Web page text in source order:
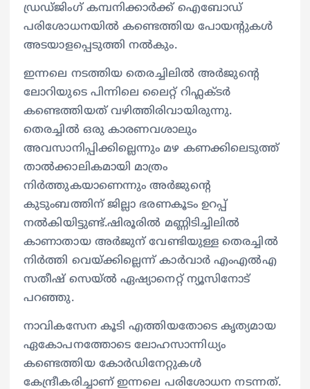
ഡ്രഡ്ജിംഗ് കമ്പനിക്കാർക്ക് ഐബോഡ്
പരിശോധനയിൽ കണ്ടെത്തിയ പോയന്‍റുകൾ
അടയാളപ്പെടുത്തി നൽകും.
ഇന്നലെ നടത്തിയ തെരച്ചിലിൽ അർജുന്‍റെ
ലോറിയുടെ പിന്നിലെ ലൈറ്റ് റിഫ്ലക്ടർ
കണ്ടെത്തിയത് വഴിത്തിരിവായിരുന്നു.
തെരച്ചിൽ ഒരു കാരണവശാലും
അവസാനിപ്പിക്കില്ലെന്നും മഴ കണക്കിലെടുത്ത്
താൽക്കാലികമായി മാത്രം
നിർത്തുകയാണെന്നും അർജുന്‍റെ
കുടുംബത്തിന് ജില്ലാ ഭരണകൂടം ഉറപ്പ്
നൽകിയിട്ടുണ്ട്.ഷിരൂരിൽ മണ്ണിടിച്ചിലിൽ
കാണാതായ അർജുന് വേണ്ടിയുള്ള തെരച്ചിൽ
നിർത്തി വെയ്ക്കില്ലെന്ന് കാർവാർ എംഎൽഎ
സതീഷ് സെയ്ൽ ഏഷ്യാനെറ്റ് ന്യൂസിനോട്
പറഞ്ഞു.
നാവികസേന കൂടി എത്തിയതോടെ കൃത്യമായ
ഏകോപനത്തോടെ ലോഹസാന്നിധ്യം
കണ്ടെത്തിയ കോർഡിനേറ്റുകൾ
കേന്ദ്രീകരിച്ചാണ് ഇന്നലെ പരിശോധന നടന്നത്.